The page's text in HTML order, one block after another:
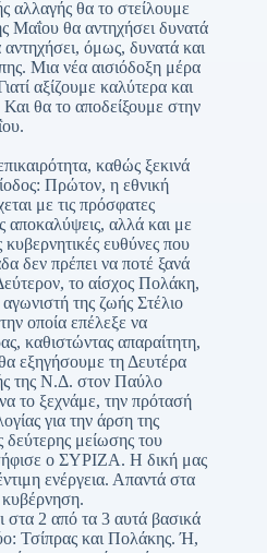
αλλαγής θα το στείλουμε
Μαΐου θα αντηχήσει δυνατά
όμως, δυνατά και
Μια νέα αισιόδοξη μέρα
αξίζουμε καλύτερα και
θα το αποδείξουμε στην
καθώς ξεκινά
Πρώτον, η εθνική
με τις πρόσφατες
αποκαλύψεις, αλλά και με
κυβερνητικές ευθύνες που
δεν πρέπει να ποτέ ξανά
το αίσχος Πολάκη,
της ζωής Στέλιο
οποία επέλεξε να
καθιστώντας απαραίτητη,
εξηγήσουμε τη Δευτέρα
της Ν.Δ. στον Παύλο
το ξεχνάμε, την πρότασή
για την άρση της
μείωσης του
ο ΣΥΡΙΖΑ. Η δική μας
ενέργεια. Απαντά στα
κυβέρνηση.
στα 2 από τα 3 αυτά βασικά
Τσίπρας και Πολάκης. Ή,